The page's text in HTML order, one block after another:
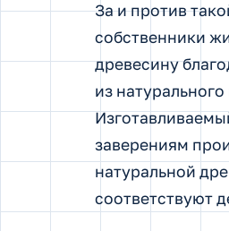
За и против
собственники
древесину
из
заверениям
натуральной
соответствуют